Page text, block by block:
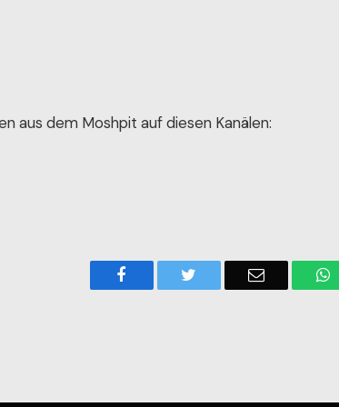
aus dem Moshpit auf diesen Kanälen:
Facebook Email